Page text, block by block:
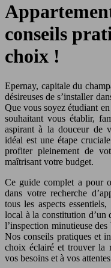
conseils
choix !
Epernay, capitale du
désireuses de s’installer
Que vous soyez étudiant
souhaitant vous établir,
aspirant à la douceur de
idéal est une étape
profiter pleinement de
maîtrisant votre budget.
Ce guide complet a pour
dans votre recherche
tous les aspects
local à la constitution d’un
l’inspection minutieuse
Nos conseils pratiques et
choix éclairé et trouver la
vos besoins et à vos